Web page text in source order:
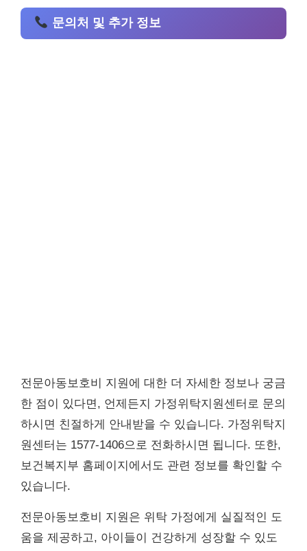
문의처 및 추가 정보
전문아동보호비 지원에 대한 더 자세한 정보나 궁금
한 점이 있다면, 언제든지 가정위탁지원센터로 문의
하시면 친절하게 안내받을 수 있습니다. 가정위탁지
원센터는 1577-1406으로 전화하시면 됩니다. 또한,
보건복지부 홈페이지에서도 관련 정보를 확인할 수
있습니다.
전문아동보호비 지원은 위탁 가정에게 실질적인 도
움을 제공하고, 아이들이 건강하게 성장할 수 있도